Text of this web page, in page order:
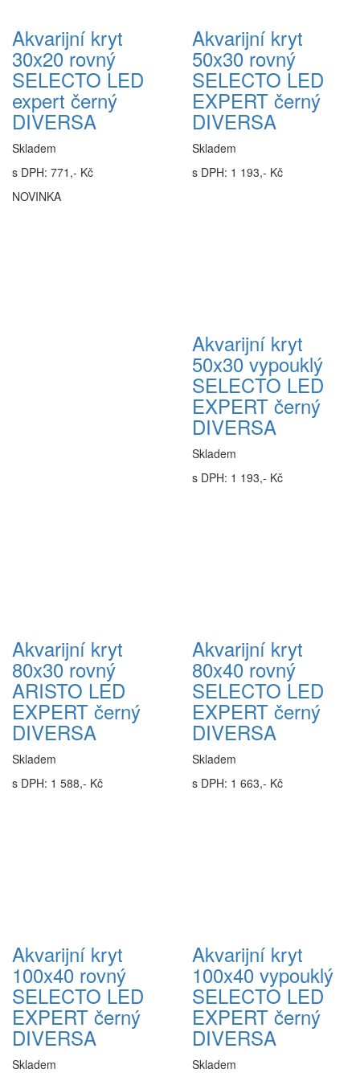
Akvarijní kryt
30x20 rovný
SELECTO LED
expert černý
DIVERSA
Skladem
s DPH: 771,- Kč
NOVINKA
Akvarijní kryt
50x30 rovný
SELECTO LED
EXPERT černý
DIVERSA
Skladem
s DPH: 1 193,- Kč
Akvarijní kryt
50x30 vypouklý
SELECTO LED
EXPERT černý
DIVERSA
Skladem
s DPH: 1 193,- Kč
Akvarijní kryt
80x30 rovný
ARISTO LED
EXPERT černý
DIVERSA
Skladem
s DPH: 1 588,- Kč
Akvarijní kryt
80x40 rovný
SELECTO LED
EXPERT černý
DIVERSA
Skladem
s DPH: 1 663,- Kč
Akvarijní kryt
100x40 rovný
SELECTO LED
EXPERT černý
DIVERSA
Skladem
Akvarijní kryt
100x40 vypouklý
SELECTO LED
EXPERT černý
DIVERSA
Skladem